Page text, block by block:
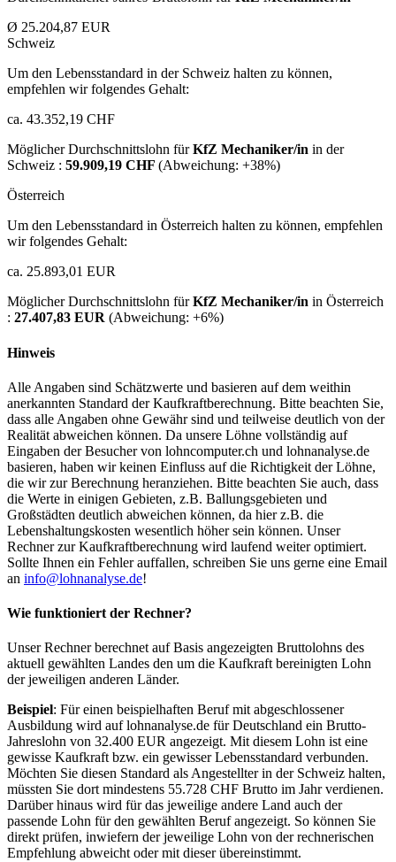
Ø 25.204,87 EUR
Schweiz
Um den Lebensstandard in der Schweiz halten zu können,
empfehlen wir folgendes Gehalt:
ca. 43.352,19 CHF
Möglicher Durchschnittslohn fürKfZ Mechaniker/in in der
Schweiz : 59.909,19 CHF (Abweichung: +38%)
Österreich
Um den Lebensstandard in Österreich halten zu können, empfehlen
wir folgendes Gehalt:
ca. 25.893,01 EUR
Möglicher Durchschnittslohn fürKfZ Mechaniker/in in Österreich
: 27.407,83 EUR (Abweichung: +6%)
Hinweis
Alle Angaben sind Schätzwerte und basieren auf dem weithin
anerkannten Standard der Kaufkraftberechnung. Bitte beachten Sie,
dass alle Angaben ohne Gewähr sind und teilweise deutlich von der
Realität abweichen können. Da unsere Löhne vollständig auf
Eingaben der Besucher von lohncomputer.ch und lohnanalyse.de
basieren, haben wir keinen Einfluss auf die Richtigkeit der Löhne,
die wir zur Berechnung heranziehen. Bitte beachten Sie auch, dass
die Werte in einigen Gebieten, z.B. Ballungsgebieten und
Großstädten deutlich abweichen können, da hier z.B. die
Lebenshaltungskosten wesentlich höher sein können. Unser
Rechner zur Kaufkraftberechnung wird laufend weiter optimiert.
Sollte Ihnen ein Fehler auffallen, schreiben Sie uns gerne eine Email
an info@lohnanalyse.de!
Wie funktioniert der Rechner?
Unser Rechner berechnet auf Basis angezeigten Bruttolohns des
aktuell gewählten Landes den um die Kaufkraft bereinigten Lohn
der jeweiligen anderen Länder.
Beispiel: Für einen beispielhaften Beruf mit abgeschlossener
Ausbildung wird auf lohnanalyse.de für Deutschland ein Brutto-
Jahreslohn von 32.400 EUR angezeigt. Mit diesem Lohn ist eine
gewisse Kaufkraft bzw. ein gewisser Lebensstandard verbunden.
Möchten Sie diesen Standard als Angestellter in der Schweiz halten,
müssten Sie dort mindestens 55.728 CHF Brutto im Jahr verdienen.
Darüber hinaus wird für das jeweilige andere Land auch der
passende Lohn für den gewählten Beruf angezeigt. So können Sie
direkt prüfen, inwiefern der jeweilige Lohn von der rechnerischen
Empfehlung abweicht oder mit dieser übereinstimmt.